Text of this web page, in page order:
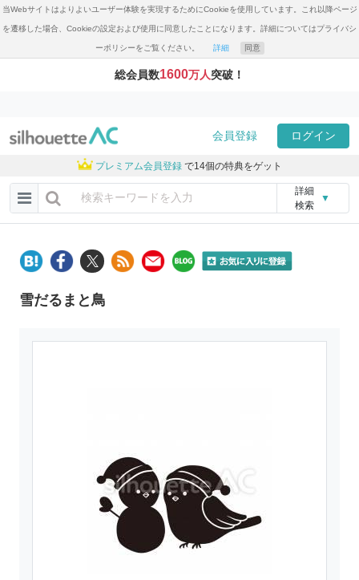
当Webサイトはよりよいユーザー体験を実現するためにCookieを使用しています。これ以降ページ
を遷移した場合、Cookieの設定および使用に同意したことになります。詳細についてはプライバシ
ーポリシーをご覧ください。 詳細 同意
総会員数1600万人突破！
会員登録 ログイン
プレミアム会員登録 で14個の特典をゲット
詳細
検索
▼
雪だるまと鳥